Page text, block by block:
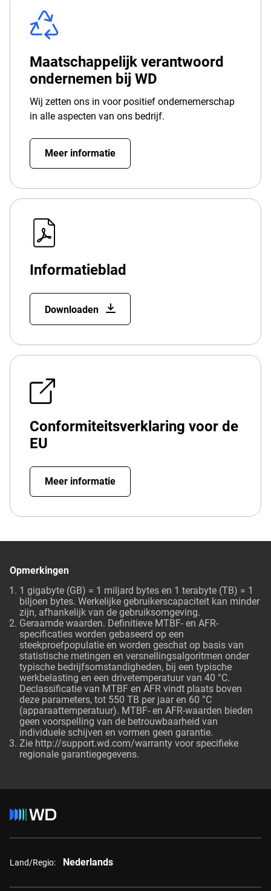
Maatschappelijk verantwoord
ondernemen bij WD
Wij zetten ons in voor positief ondernemerschap
in alle aspecten van ons bedrijf.
Meer informatie
Informatieblad
Downloaden
Conformiteitsverklaring voor de
EU
Meer informatie
Opmerkingen
1 gigabyte (GB) = 1 miljard bytes en 1 terabyte (TB) = 1
biljoen bytes. Werkelijke gebruikerscapaciteit kan minder
zijn, afhankelijk van de gebruiksomgeving.
Geraamde waarden. Definitieve MTBF- en AFR-
specificaties worden gebaseerd op een
steekproefpopulatie en worden geschat op basis van
statistische metingen en versnellingsalgoritmen onder
typische bedrijfsomstandigheden, bij een typische
werkbelasting en een drivetemperatuur van 40 °C.
Declassificatie van MTBF en AFR vindt plaats boven
deze parameters, tot 550 TB per jaar en 60 °C
(apparaattemperatuur). MTBF- en AFR-waarden bieden
geen voorspelling van de betrouwbaarheid van
individuele schijven en vormen geen garantie.
Zie http://support.wd.com/warranty voor specifieke
regionale garantiegegevens.
Land/Regio: Nederlands